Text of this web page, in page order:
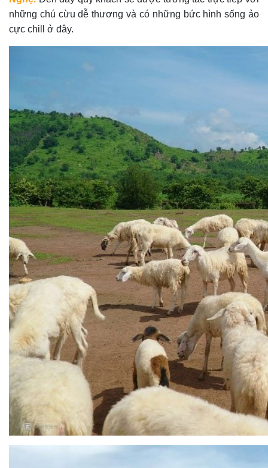
những chú cừu dễ thương và có những bức hình sống ảo
cực chill ở đây.